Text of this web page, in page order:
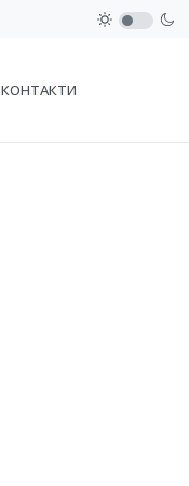
КОНТАКТИ